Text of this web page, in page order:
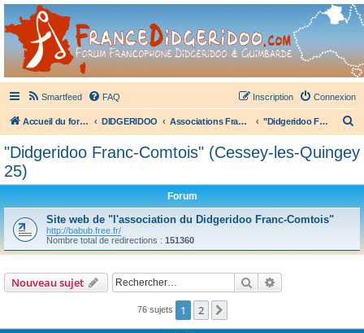
France Didgeridoo
Didgeridoo et Guimbarde sur France Didgeridoo - retrouvez la communauté.
Smartfeed FAQ Connexion
Inscription
Accueil du forum DIDGERIDOO Associations Françaises de Didgeridoo "Didgeridoo Franc-Comtois" (Cessey-les-Quingey 25)
c
h
"Didgeridoo Franc-Comtois" (Cessey-les-Quingey
25)
Forum
Site web de "l'association du Didgeridoo Franc-Comtois"
http://babub.free.fr/
Nombre total de redirections : 151360
Nouveau sujet Rechercher
76 sujets 1 2